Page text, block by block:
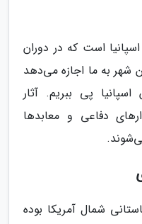
است که در دوران
شهر به ما اجازه می‌دهد
پی ببریم. آثار
دفاعی و معابدها
شمال آمریکا بوده